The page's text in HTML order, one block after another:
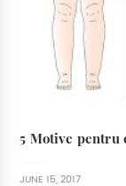
5 Motive pentru
JUNE 15, 2017